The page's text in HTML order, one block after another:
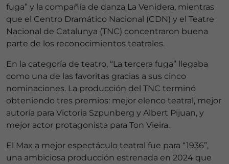
fuga” y la compañía de danza La Venidera, mientras
que el Centro Dramático Nacional (CDN) y el Teatre
Nacional de Catalunya (TNC) concentraron buena
parte de los reconocimientos teatrales.
En la categoría de teatro, “La tercera fuga” llegaba
como una de las favoritas gracias a sus cinco
nominaciones. La producción del TNC terminó
obteniendo tres premios: mejor elenco teatral, mejor
autoría para Victoria Szpunberg y Albert Pijuan, y
mejor actor protagonista para Ton Vieira.
El Max a mejor espectáculo teatral fue para “1936”,
una ambiciosa producción estrenada en 2024 que